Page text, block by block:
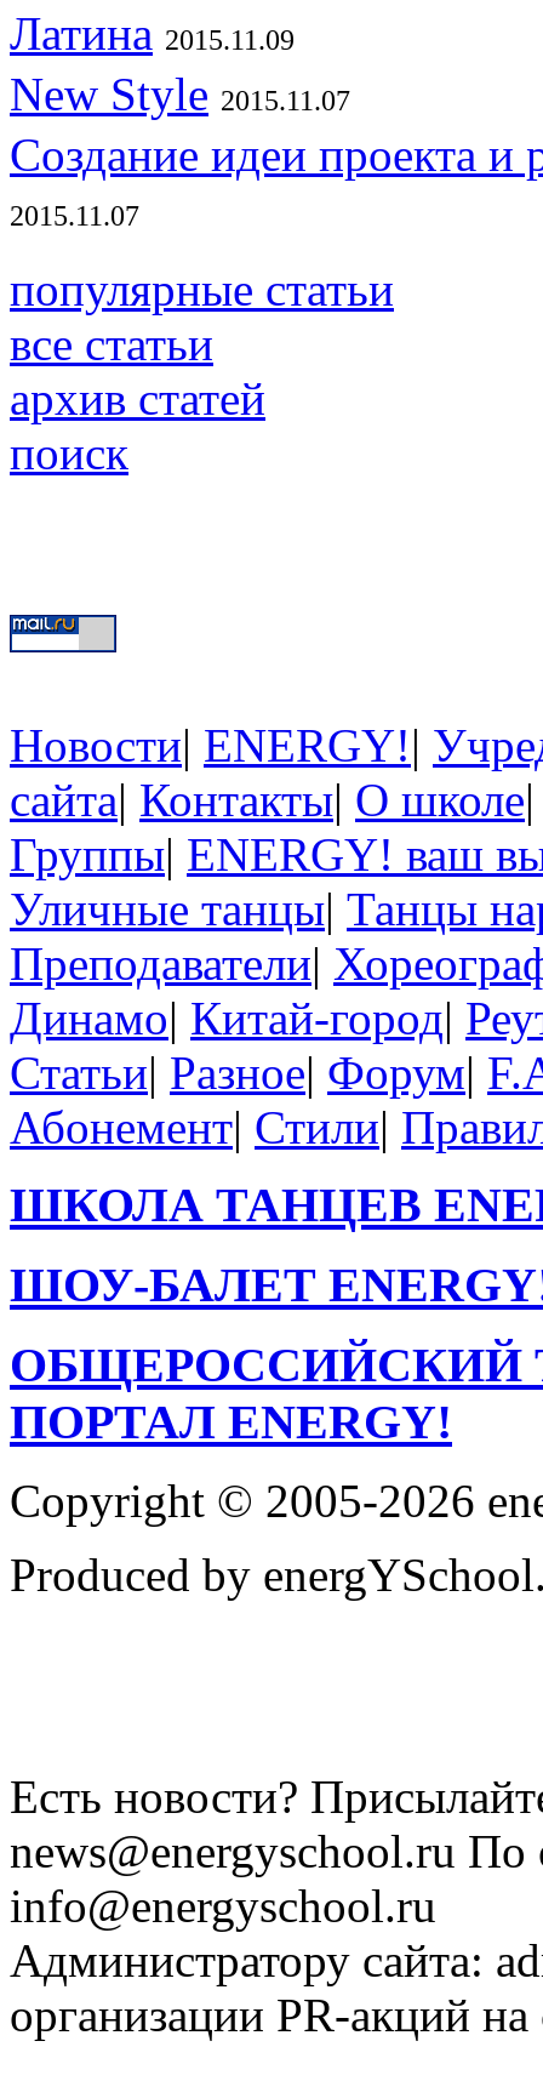
Латина 2015.11.09
New Style 2015.11.07
Создание идеи проекта и
2015.11.07
популярные статьи
все статьи
архив статей
поиск
Новости| ENERGY!|
сайта| Контакты| О школе
Группы| ENERGY! ваш
Уличные танцы| Танцы
Преподаватели|
Динамо| Китай-город|
Статьи| Разное| Форум|
Абонемент| Стили|
ШКОЛА ТАНЦЕВ
ШОУ-БАЛЕТ
ОБЩЕРОССИЙСКИЙ
ПОРТАЛ ENERGY!
Copyright © 2005-2026
Produced by
Есть новости?
news@energyschool.ru
info@energyschool.ru
Администратору сайта:
организации PR-акций